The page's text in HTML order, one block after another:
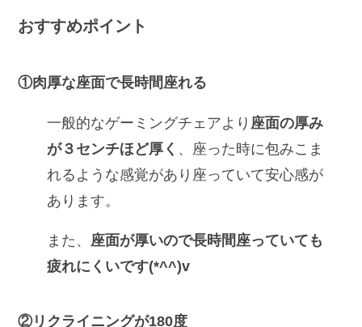
おすすめポイント
①肉厚な座面で長時間座れる
一般的なゲーミングチェアより 座面の厚み
が３センチほど厚く 、座った時に包みこま
れるような感覚があり座っていて安心感が
あります。
また、 座面が厚いので長時間座っていても
疲れにくいです(*^^)v
②リクライニングが180度